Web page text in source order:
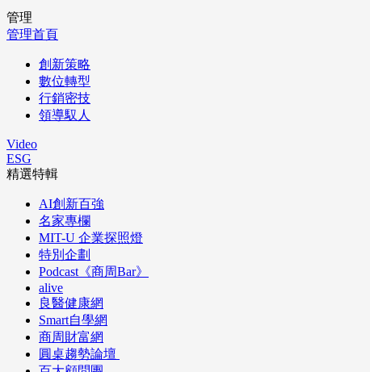
管理
管理首頁
創新策略
數位轉型
行銷密技
領導馭人
Video
ESG
精選特輯
AI創新百強
名家專欄
MIT-U 企業探照燈
特別企劃
Podcast《商周Bar》
alive
良醫健康網
Smart自學網
商周財富網
圓桌趨勢論壇